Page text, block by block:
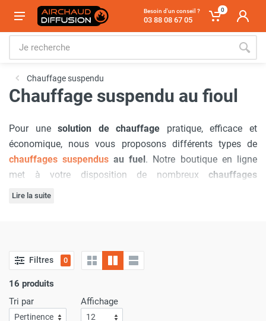
Besoin d'un conseil ?
03 88 08 67 05
0
Chauffage suspendu
Chauffage suspendu au fioul
Pour une solution de chauffage pratique, efficace et
économique, nous vous proposons différents types de
chauffages suspendus au fuel. Notre boutique en ligne
met à votre disposition de nombreux chauffages
suspendus
combustion indirecteet les
suspendredisponibles àl’achat en ligne
marques et modes de fonctionnement sont aux choix !
diffusion!
Lire la suite
Filtres 0
16 produits
Tri par
Affichage